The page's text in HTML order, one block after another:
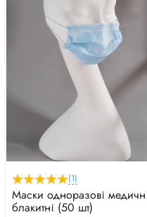
(1)
Маски одноразові
блакитні (50 шт)